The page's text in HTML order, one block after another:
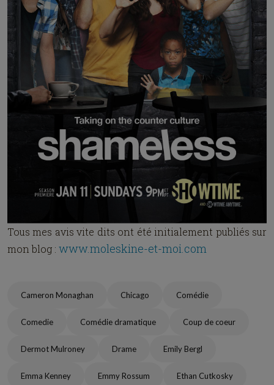
Tous mes avis vite dits ont été initialement publiés sur
mon blog : www.moleskine-et-moi.com
Cameron Monaghan Chicago Comédie
Comedie Comédie dramatique Coup de coeur
Dermot Mulroney Drame Emily Bergl
Emma Kenney Emmy Rossum Ethan Cutkosky